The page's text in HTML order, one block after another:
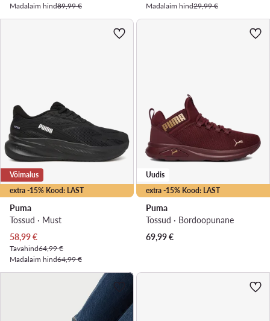
Madalaim hind89,99 €
Madalaim hind29,99 €
extra -15% Kood: LAST
Võimalus
Puma
Tossud · Must
Praegune hind
58,99€
Tavahind64,99 €
Madalaim hind64,99 €
extra -15% Kood: LAST
Uudis
Puma
Tossud · Bordoopunane
69,99€